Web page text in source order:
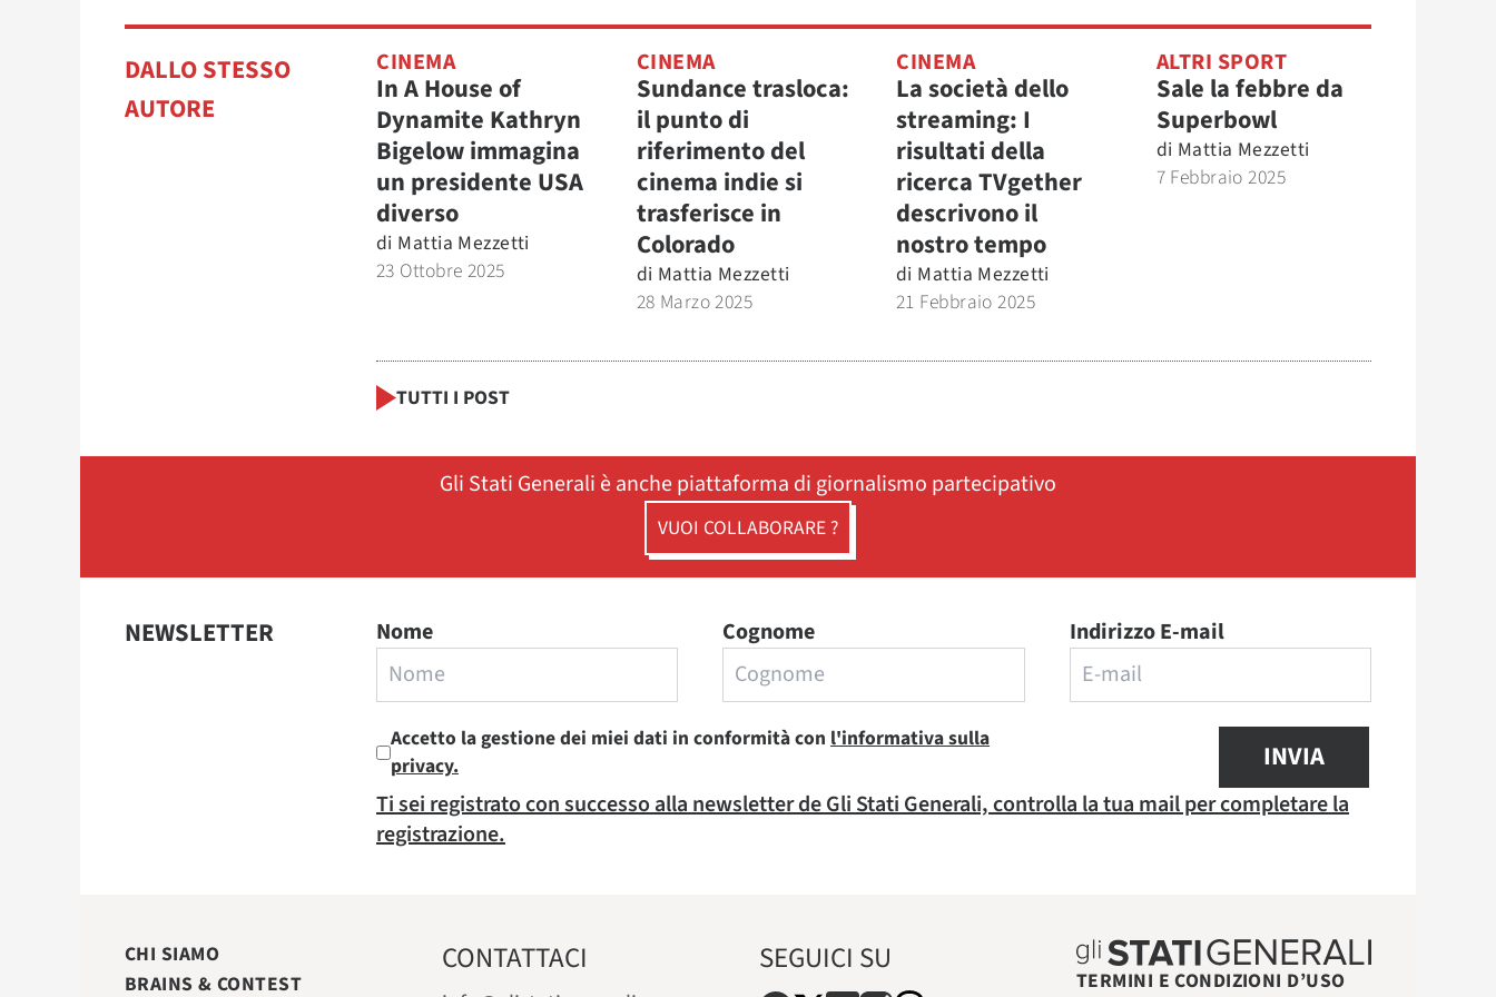
DALLO STESSO
AUTORE
CINEMA
In A House of
Dynamite Kathryn
Bigelow immagina
un presidente USA
diverso
di Mattia Mezzetti
23 Ottobre 2025
CINEMA
Sundance trasloca:
il punto di
riferimento del
cinema indie si
trasferisce in
Colorado
di Mattia Mezzetti
28 Marzo 2025
CINEMA
La società dello
streaming: I
risultati della
ricerca TVgether
descrivono il
nostro tempo
di Mattia Mezzetti
21 Febbraio 2025
ALTRI SPORT
Sale la febbre da
Superbowl
di Mattia Mezzetti
7 Febbraio 2025
TUTTI I POST
Gli Stati Generali è anche piattaforma di giornalismo partecipativo
VUOI COLLABORARE ?
NEWSLETTER Nome Cognome Indirizzo E-mail
Accetto la gestione dei miei dati in conformità con l'informativa sulla
privacy.
INVIA
Ti sei registrato con successo alla newsletter de Gli Stati Generali, controlla la tua mail per completare la
registrazione.
CHI SIAMO
BRAINS & CONTEST
CONTATTACI SEGUICI SU
TERMINI E CONDIZIONI D’USO